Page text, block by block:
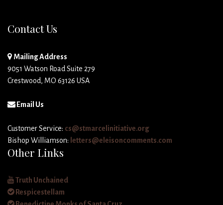
Contact Us
Mailing Address
9051 Watson Road Suite 279
Crestwood, MO 63126 USA
Email Us
Customer Service: cs@stmarcelinitiative.org
Bishop Williamson: letters@eleisoncomments.com
Other Links
Truth Unchained
Respicestellam